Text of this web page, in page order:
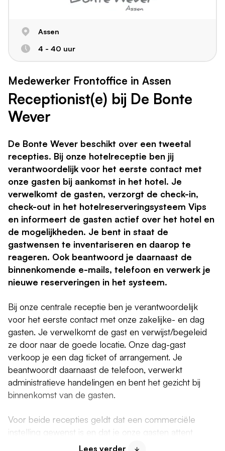
Assen
4 - 40 uur
Medewerker Frontoffice in Assen
Receptionist(e) bij De Bonte
Wever
De Bonte Wever beschikt over een tweetal
recepties. Bij onze hotelreceptie ben jij
verantwoordelijk voor het eerste contact met
onze gasten bij aankomst in het hotel. Je
verwelkomt de gasten, verzorgt de check-in,
check-out in het hotelreserveringsysteem Vips
en informeert de gasten actief over het hotel en
de mogelijkheden. Je bent in staat de
gastwensen te inventariseren en daarop te
reageren. Ook beantwoord je daarnaast de
binnenkomende e-mails, telefoon en verwerk je
nieuwe reserveringen in het systeem.
Bij onze centrale receptie ben je verantwoordelijk
voor het eerste contact met onze zakelijke- en dag
gasten. Je verwelkomt de gast en verwijst/begeleid
ze door naar de goede locatie. Onze dag-gast
verkoop je een dag ticket of arrangement. Je
beantwoordt daarnaast de telefoon, verwerkt
administratieve handelingen en bent het gezicht bij
binnenkomst van de gasten.
Voor beide recepties geldt dat een commerciële
instelling gewenst is en dat je onze gasten attent
maakt op extra mogelijkheden binnen De Bonte
Lees verder